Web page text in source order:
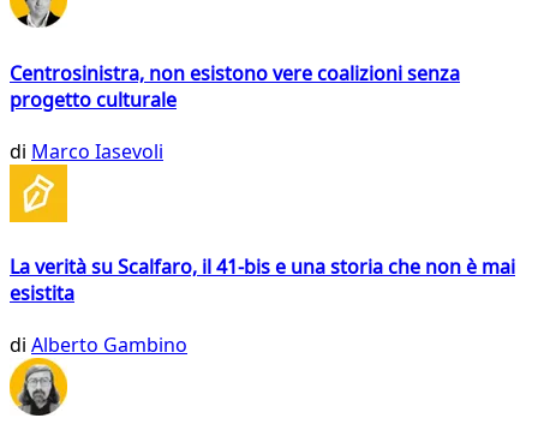
Centrosinistra, non esistono vere coalizioni senza
progetto culturale
di Marco Iasevoli
La verità su Scalfaro, il 41-bis e una storia che non è mai
esistita
di Alberto Gambino